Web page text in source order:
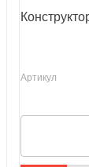
Артикул